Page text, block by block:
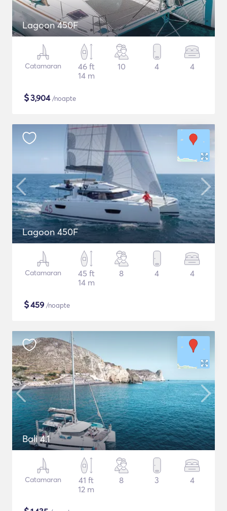
Lagoon 450F
Catamaran
46 ft
14 m
10 4 4
$3,904/noapte
Lagoon 450F
Catamaran
45 ft
14 m
8 4 4
$459 /noapte
Bali 4.1
Catamaran
41 ft
12 m
8 3 4